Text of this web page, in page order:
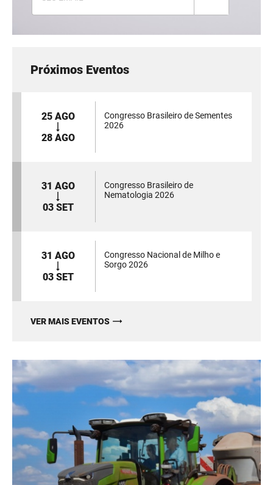
Próximos Eventos
25 AGO
28 AGO
Congresso Brasileiro de Sementes
2026
31 AGO
03 SET
Congresso Brasileiro de
Nematologia 2026
31 AGO
03 SET
Congresso Nacional de Milho e
Sorgo 2026
VER MAIS EVENTOS